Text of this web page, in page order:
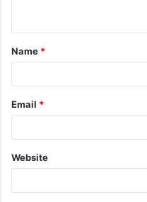
Name *
Email *
Website